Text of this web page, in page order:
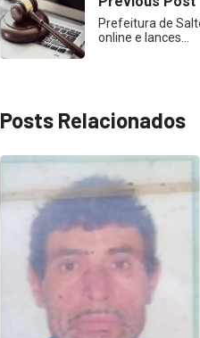
Prefeitura de
online e lances…
Posts Relacionados